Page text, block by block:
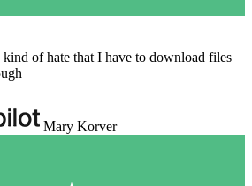
of hate that I have to download files
Mary Korver